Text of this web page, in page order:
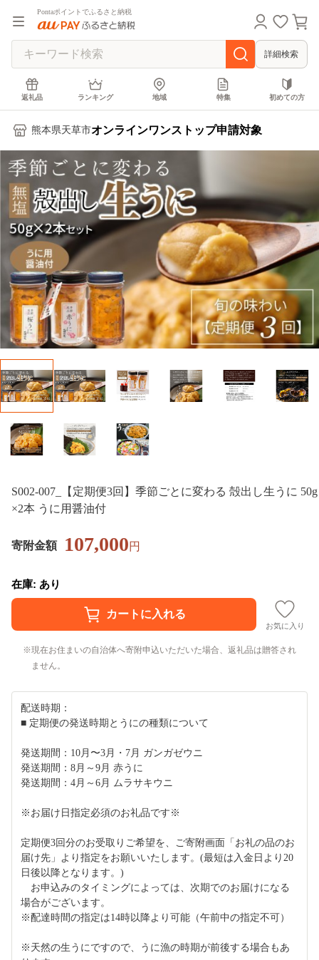
Pontaポイントでふるさと納税
詳細検索
返礼品 ランキング 地域 特集 初めての方
熊本県天草市オンラインワンストップ申請対象
S002-007_【定期便3回】季節ごとに変わる 殻出し生うに 50g
×2本 うに用醤油付
寄附金額 107,000円
在庫: あり
お気に入り
現在お住まいの自治体へ寄附申込いただいた場合、返礼品は贈答され
ません。
配送時期：
■ 定期便の発送時期とうにの種類について
発送期間：10月〜3月・7月 ガンガゼウニ
発送期間：8月～9月 赤うに
発送期間：4月～6月 ムラサキウニ
※お届け日指定必須のお礼品です※
定期便3回分のお受取りご希望を、ご寄附画面「お礼の品のお
届け先」より指定をお願いいたします。(最短は入金日より20
日後以降となります。)
お申込みのタイミングによっては、次期でのお届けになる
場合がございます。
※配達時間の指定は14時以降より可能（午前中の指定不可）
※天然の生うにですので、うに漁の時期が前後する場合もあ